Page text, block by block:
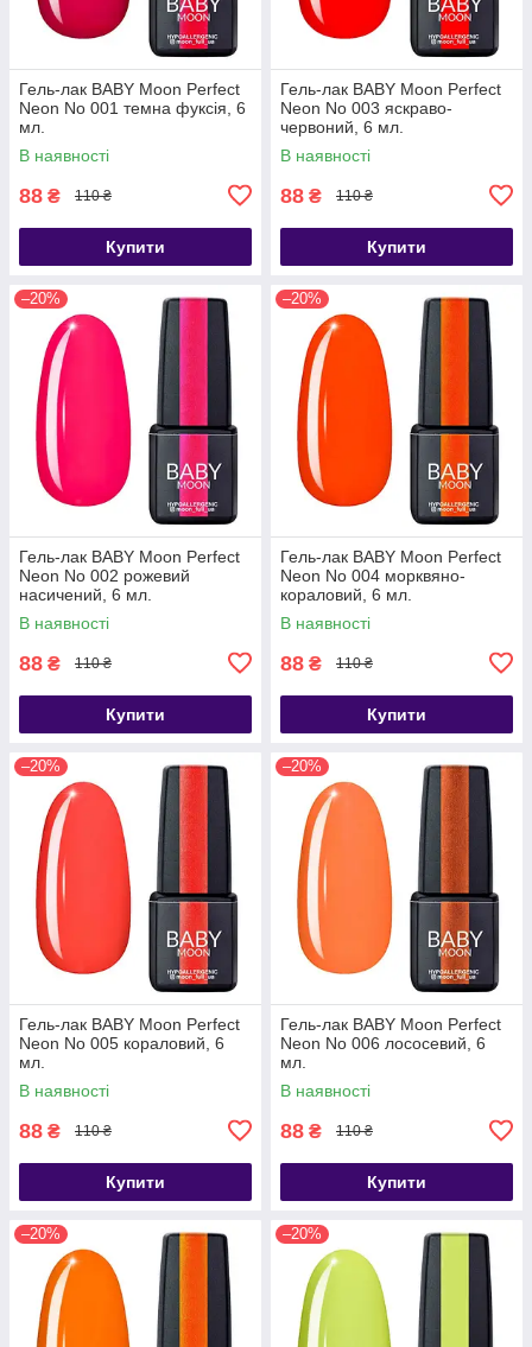
Гель-лак BABY Moon Perfect
Neon No 001 темна фуксія, 6
мл.
В наявності
88 ₴ 110 ₴
Купити
Гель-лак BABY Moon Perfect
Neon No 003 яскраво-
червоний, 6 мл.
В наявності
88 ₴ 110 ₴
Купити
–20%
Гель-лак BABY Moon Perfect
Neon No 002 рожевий
насичений, 6 мл.
В наявності
88 ₴ 110 ₴
Купити
–20%
Гель-лак BABY Moon Perfect
Neon No 004 морквяно-
кораловий, 6 мл.
В наявності
88 ₴ 110 ₴
Купити
–20%
Гель-лак BABY Moon Perfect
Neon No 005 кораловий, 6
мл.
В наявності
88 ₴ 110 ₴
Купити
–20%
Гель-лак BABY Moon Perfect
Neon No 006 лососевий, 6
мл.
В наявності
88 ₴ 110 ₴
Купити
–20% –20%